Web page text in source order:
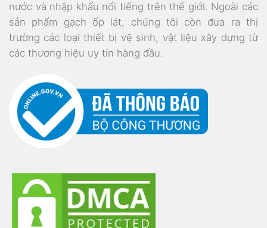
nước và nhập khẩu nổi tiếng trên thế giới. Ngoài các
sản phẩm gạch ốp lát, chúng tôi còn đưa ra thị
trường các loại thiết bị vệ sinh, vật liệu xây dựng từ
các thương hiệu uy tín hàng đầu.